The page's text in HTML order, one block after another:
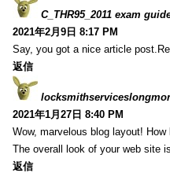
C_THR95_2011 exam
2021年2月9日 8:17 PM
Say, you got a nice article
返信
2021年1月27日 8:40 PM
Wow, marvelous blog layout!
The overall look of your web site
返信